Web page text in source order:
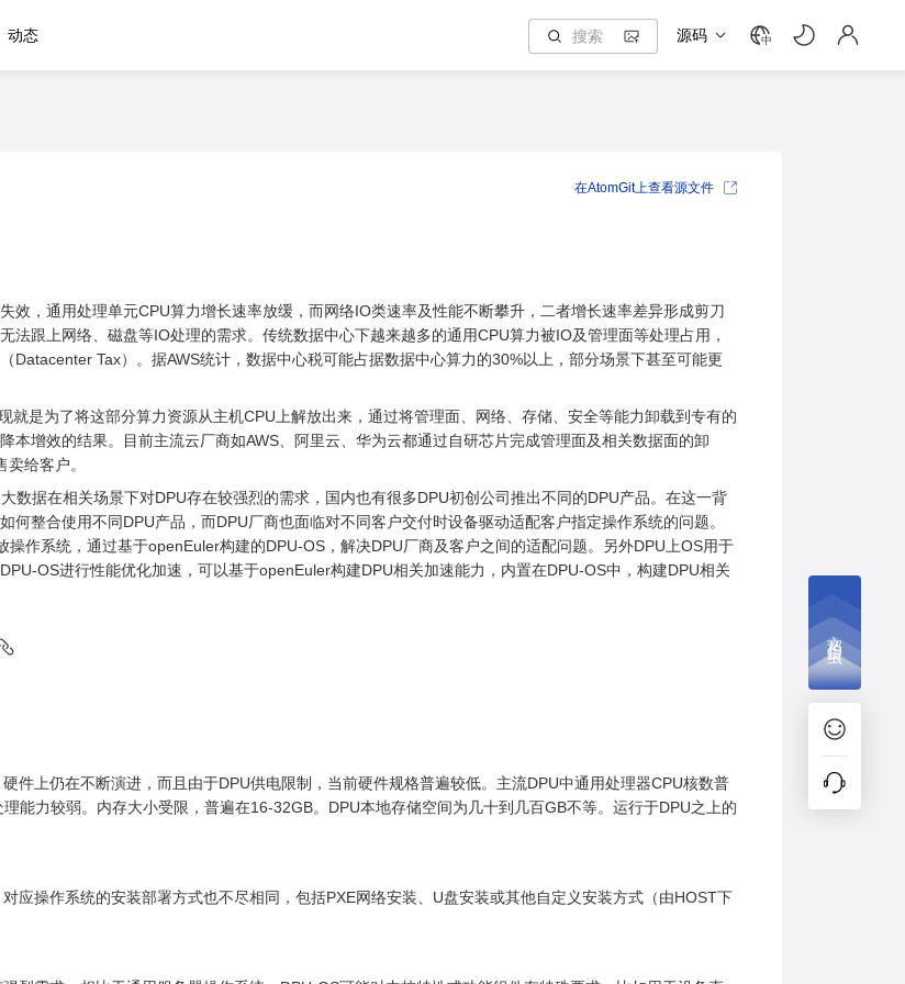
动态 源码 中
效，通用处理单元CPU算力增长速率放缓，而网络IO类速率及性能不断攀升，二者增长速率差异形成剪刀
法跟上网络、磁盘等IO处理的需求。传统数据中心下越来越多的通用CPU算力被IO及管理面等处理占用，
Datacenter Tax）。据AWS统计，数据中心税可能占据数据中心算力的30%以上，部分场景下甚至可能更
就是为了将这部分算力资源从主机CPU上解放出来，通过将管理面、网络、存储、安全等能力卸载到专有的
本增效的结果。目前主流云厂商如AWS、阿里云、华为云都通过自研芯片完成管理面及相关数据面的卸
给客户。
数据在相关场景下对DPU存在较强烈的需求，国内也有很多DPU初创公司推出不同的DPU产品。在这一背
何整合使用不同DPU产品，而DPU厂商也面临对不同客户交付时设备驱动适配客户指定操作系统的问题。
操作系统，通过基于openEuler构建的DPU-OS，解决DPU厂商及客户之间的适配问题。另外DPU上OS用于
OS进行性能优化加速，可以基于openEuler构建DPU相关加速能力，内置在DPU-OS中，构建DPU相关
件上仍在不断演进，而且由于DPU供电限制，当前硬件规格普遍较低。主流DPU中通用处理器CPU核数普
能力较弱。内存大小受限，普遍在16-32GB。DPU本地存储空间为几十到几百GB不等。运行于DPU之上的
应操作系统的安装部署方式也不尽相同，包括PXE网络安装、U盘安装或其他自定义安装方式（由HOST下
在AtomGit上查看源文件